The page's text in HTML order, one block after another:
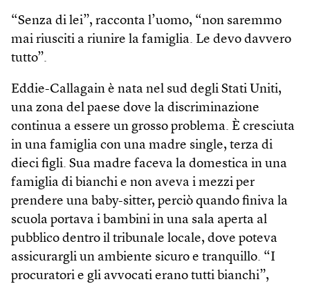
“Senza di lei”, racconta l’uomo, “non saremmo
mai riusciti a riunire la famiglia. Le devo davvero
tutto”.
Eddie-Callagain è nata nel sud degli Stati Uniti,
una zona del paese dove la discriminazione
continua a essere un grosso problema. È cresciuta
in una famiglia con una madre single, terza di
dieci figli. Sua madre faceva la domestica in una
famiglia di bianchi e non aveva i mezzi per
prendere una baby-sitter, perciò quando finiva la
scuola portava i bambini in una sala aperta al
pubblico dentro il tribunale locale, dove poteva
assicurargli un ambiente sicuro e tranquillo. “I
procuratori e gli avvocati erano tutti bianchi”,